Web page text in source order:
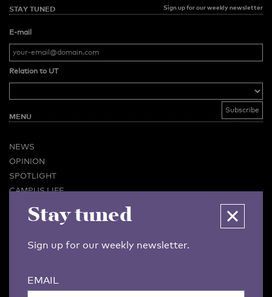
STAY TUNED Sign up for our weekly newsletter
E-mail
Relation to UT
MENU
NEWS
OPINION
SPOTLIGHT
CAMPUS LIFE
BUSINESS & CAREER
CONTACT
Stay tuned
Sign up for our weekly newsletter.
EMAIL